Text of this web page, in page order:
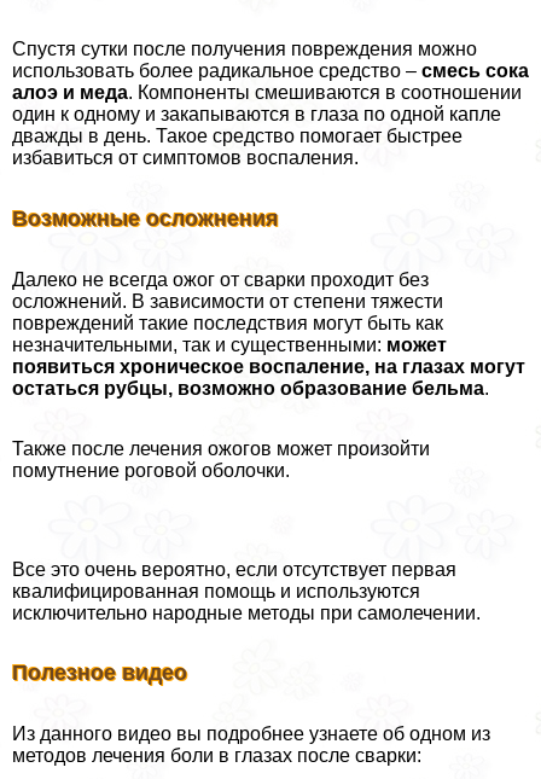
Спустя сутки после получения повреждения можно
использовать более радикальное средство – смесь сока
алоэ и меда. Компоненты смешиваются в соотношении
один к одному и закапываются в глаза по одной капле
дважды в день. Такое средство помогает быстрее
избавиться от симптомов воспаления.
Возможные осложнения
Далеко не всегда ожог от сварки проходит без
осложнений. В зависимости от степени тяжести
повреждений такие последствия могут быть как
незначительными, так и существенными: может
появиться хроническое воспаление, на глазах могут
остаться рубцы, возможно образование бельма.
Также после лечения ожогов может произойти
помутнение роговой оболочки.
Все это очень вероятно, если отсутствует первая
квалифицированная помощь и используются
исключительно народные методы при самолечении.
Полезное видео
Из данного видео вы подробнее узнаете об одном из
методов лечения боли в глазах после сварки: